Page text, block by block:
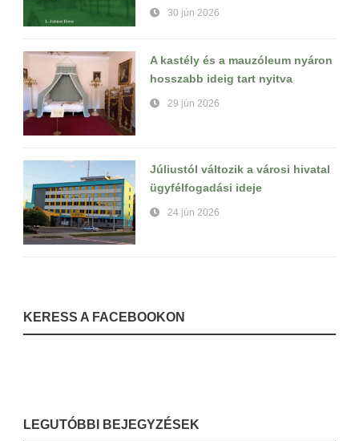
30 jún 2026
A kastély és a mauzóleum nyáron
hosszabb ideig tart nyitva
29 jún 2026
Júliustól változik a városi hivatal
ügyfélfogadási ideje
24 jún 2026
KERESS A FACEBOOKON
LEGUTÓBBI BEJEGYZÉSEK